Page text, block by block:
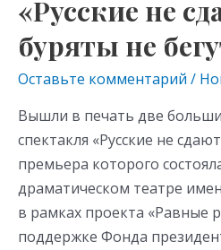
«Русские не
буряты не
Оставьте комментарий /
Вышли в печать две
спектакля «Русские не
премьера которого
драматическом театре
в рамках проекта «Равные
поддержке Фонда